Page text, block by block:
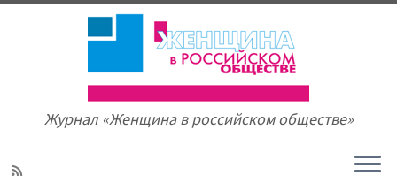
Журнал «Женщина в российском обществе»